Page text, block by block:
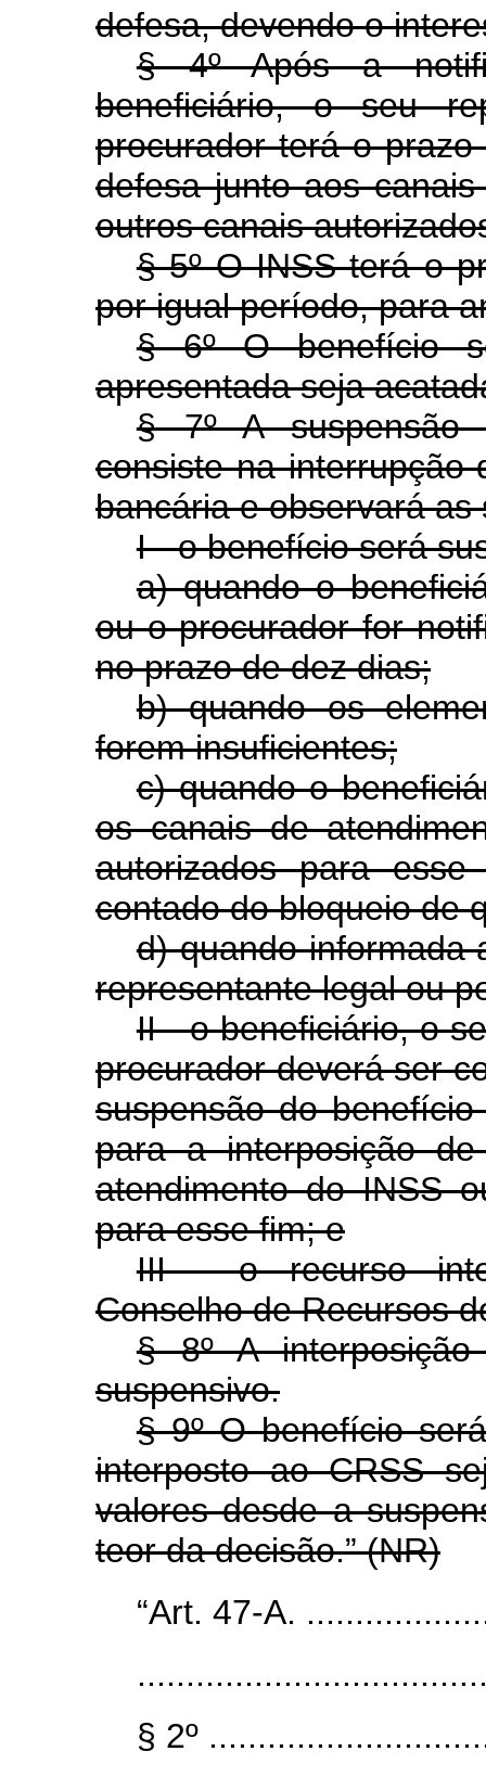
defesa, devendo o
§ 4º Após a
beneficiário, o seu
procurador terá o
defesa junto aos
outros canais
§ 5º O INSS terá o
por igual período, para
§ 6º O benefício
apresentada seja
§ 7º A suspensão
consiste na interrupção
bancária e observará as
I - o benefício será
a) quando o
ou o procurador for
no prazo de dez dias;
b) quando os
forem insuficientes;
c) quando o
os canais de
autorizados para
contado do bloqueio de
d) quando informada
representante legal ou
II - o beneficiário, o
procurador deverá ser
suspensão do
para a interposição
atendimento do INSS
para esse fim; e
III - o recurso
Conselho de Recursos
§ 8º A
suspensivo.
§ 9º O benefício
interposto ao CRSS
valores desde a
teor da decisão.” (NR)
“Art. 47-A.
§ 2º